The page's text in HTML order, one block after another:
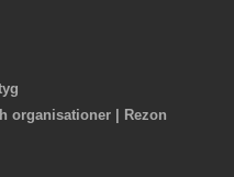
organisationer | Rezon